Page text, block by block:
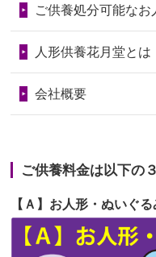
天...
2026/06/24今は亡き
句に贈って...
が伸びた時...
2026/06/22
娘の初め
の祖父母か...
第70回人形供養祭
第68回人形供養祭
第65回人形供養祭
第64回人形供養祭
第63回人形供養祭
ご供養処分可能なお
人形供養花月堂とは
会社概要
ご供養料金は以下の
【Ａ】お人形・ぬいぐ